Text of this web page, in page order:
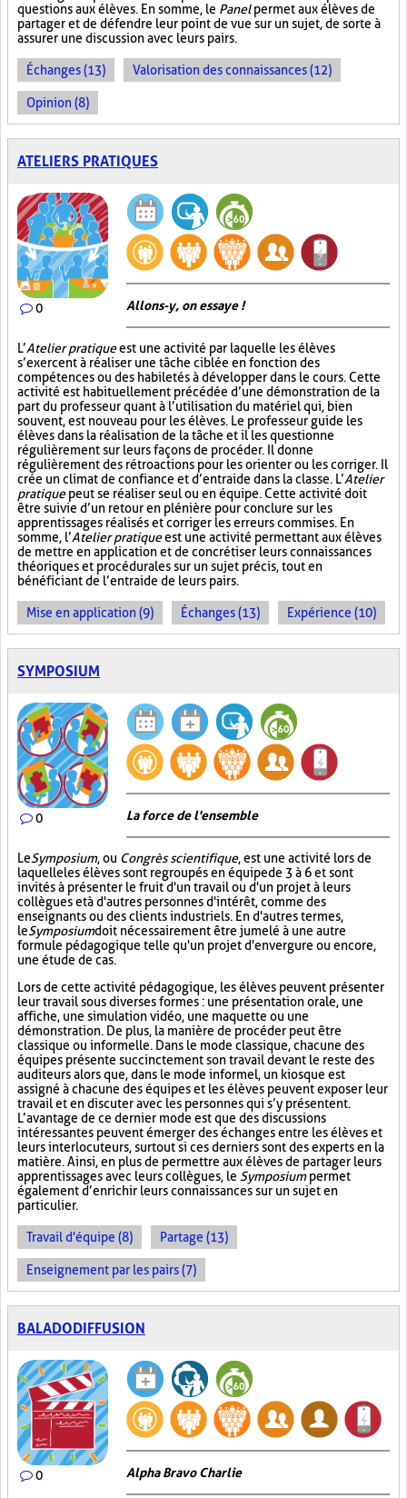
questions aux élèves. En somme, le Panelpermet aux élèves de
partager et de défendre leur point de vue sur un sujet, de sorte à
assurer une discussion avec leurs pairs.
Échanges (13) Valorisation des connaissances (12)
Opinion (8)
ATELIERS PRATIQUES
0 Allons-y, on essaye !
L’Atelier pratiqueest une activité par laquelle les élèves
s’exercent à réaliser une tâche ciblée en fonction des
compétences ou des habiletés à développer dans le cours. Cette
activité est habituellement précédée d’une démonstration de la
part du professeur quant à l’utilisation du matériel qui, bien
souvent, est nouveau pour les élèves. Le professeur guide les
élèves dans la réalisation de la tâche et il les questionne
régulièrement sur leurs façons de procéder. Il donne
régulièrement des rétroactions pour les orienter ou les corriger. Il
crée un climat de confiance et d’entraide dans la classe. L’Atelier
pratiquepeut se réaliser seul ou en équipe. Cette activité doit
être suivie d’un retour en plénière pour conclure sur les
apprentissages réalisés et corriger les erreurs commises. En
somme, l’Atelier pratiqueest une activité permettant aux élèves
de mettre en application et de concrétiser leurs connaissances
théoriques et procédurales sur un sujet précis, tout en
bénéficiant de l’entraide de leurs pairs.
Mise en application (9) Échanges (13) Expérience (10)
SYMPOSIUM
0 La force de l'ensemble
LeSymposium, ou Congrès scientifique, est une activité lors de
laquelle les élèves sont regroupés en équipe de 3 à 6 et sont
invités à présenter le fruit d'un travail ou d'un projet à leurs
collègues et à d'autres personnes d'intérêt, comme des
enseignants ou des clients industriels. En d'autres termes,
leSymposiumdoit nécessairement être jumelé à une autre
formule pédagogique telle qu'un projet d'envergure ou encore,
une étude de cas.
Lors de cette activité pédagogique, les élèves peuvent présenter
leur travail sous diverses formes : une présentation orale, une
affiche, une simulation vidéo, une maquette ou une
démonstration. De plus, la manière de procéder peut être
classique ou informelle. Dans le mode classique, chacune des
équipes présente succinctement son travail devant le reste des
auditeurs alors que, dans le mode informel, un kiosque est
assigné à chacune des équipes et les élèves peuvent exposer leur
travail et en discuter avec les personnes qui s’y présentent.
L’avantage de ce dernier mode est que des discussions
intéressantes peuvent émerger des échanges entre les élèves et
leurs interlocuteurs, surtout si ces derniers sont des experts en la
matière. Ainsi, en plus de permettre aux élèves de partager leurs
apprentissages avec leurs collègues, le Symposiumpermet
également d’enrichir leurs connaissances sur un sujet en
particulier.
Travail d'équipe (8) Partage (13)
Enseignement par les pairs (7)
BALADODIFFUSION
0 Alpha Bravo Charlie